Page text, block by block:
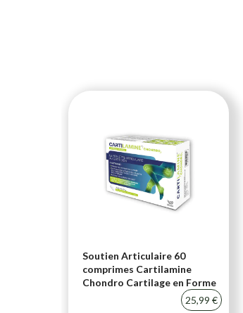
Soutien Articulaire 60
comprimes Cartilamine
Chondro Cartilage en Forme
25,99 €